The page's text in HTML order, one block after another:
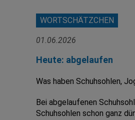
WORTSCHÄTZCHEN
01.06.2026
Heute: abgelaufen
Was haben Schuhsohlen,
Bei abgelaufenen
Schuhsohlen schon ganz